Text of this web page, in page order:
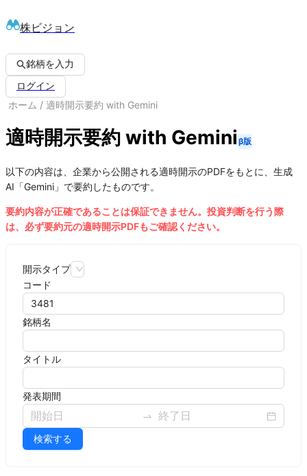
株ビジョン
銘柄を入力
ログイン
ホーム / 適時開示要約 with Gemini
適時開示要約 with Gemini β版
以下の内容は、企業から公開される適時開示のPDFをもとに、生成
AI「Gemini」で要約したものです。
要約内容が正確であることは保証できません。投資判断を行う際
は、必ず要約元の適時開示PDFもご確認ください。
開示タイプ
コード
銘柄名
タイトル
発表期間
検索する